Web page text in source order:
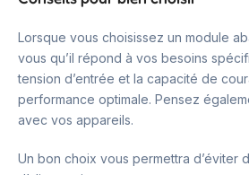
Lorsque vous choisissez un module
vous qu’il répond à vos besoins
tension d’entrée et la capacité de
performance optimale. Pensez
avec vos appareils.
Un bon choix vous permettra d’éviter